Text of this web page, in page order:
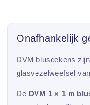
Onafhankelijk
DVM blusdekens
glasvezelweefsel
De DVM 1 × 1 m